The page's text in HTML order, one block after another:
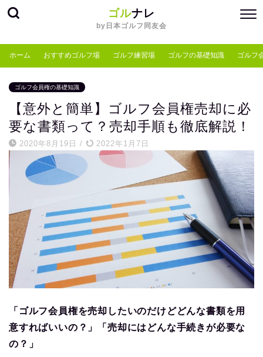
ゴルナレ
by日本ゴルフ同友会
ホーム おすすめゴルフ場 ゴルフ練習場 ゴルフの基礎知識 ゴルフ
ゴルフ会員権の基礎知識
【意外と簡単】ゴルフ会員権売却に必
要な書類って？売却手順も徹底解説！
2020年8月19日 / 2022年1月7日
「ゴルフ会員権を売却したいのだけどどんな書類を用
意すればいいの？」「売却にはどんな手続きが必要な
の？」